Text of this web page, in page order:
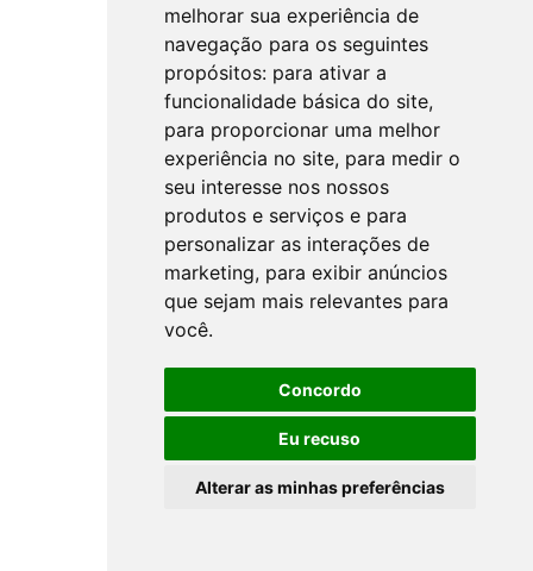
melhorar sua experiência de
navegação para os seguintes
propósitos: para ativar a
funcionalidade básica do site,
para proporcionar uma melhor
experiência no site, para medir o
seu interesse nos nossos
produtos e serviços e para
personalizar as interações de
marketing, para exibir anúncios
que sejam mais relevantes para
você.
Concordo
Eu recuso
Alterar as minhas preferências